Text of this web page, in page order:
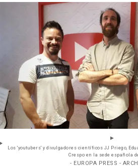
Los 'youtubers' y divulgadores científicos JJ Priego,
Crespo en la sede española
- EUROPA PRESS -